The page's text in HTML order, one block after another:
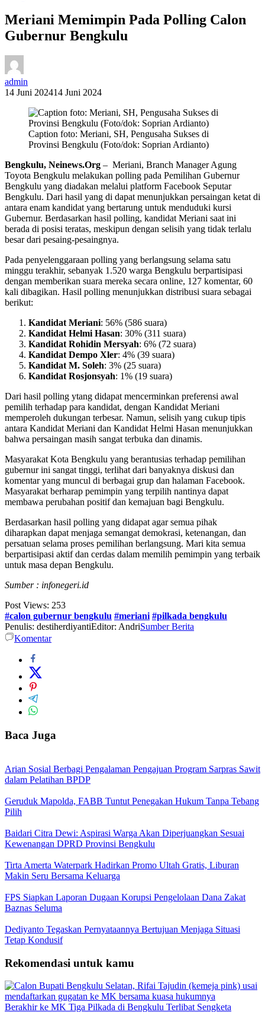
Meriani Memimpin Pada Polling Calon
Gubernur Bengkulu
admin
14 Juni 202414 Juni 2024
Caption foto: Meriani, SH, Pengusaha Sukses di
Provinsi Bengkulu (Foto/dok: Soprian Ardianto)
Bengkulu, Neinews.Org – Meriani, Branch Manager Agung
Toyota Bengkulu melakukan polling pada Pemilihan Gubernur
Bengkulu yang diadakan melalui platform Facebook Seputar
Bengkulu. Dari hasil yang di dapat menunjukkan persaingan ketat di
antara enam kandidat yang bertarung untuk menduduki kursi
Gubernur. Berdasarkan hasil polling, kandidat Meriani saat ini
berada di posisi teratas, meskipun dengan selisih yang tidak terlalu
besar dari pesaing-pesaingnya.
Pada penyelenggaraan polling yang berlangsung selama satu
minggu terakhir, sebanyak 1.520 warga Bengkulu berpartisipasi
dengan memberikan suara mereka secara online, 127 komentar, 60
kali dibagikan. Hasil polling menunjukkan distribusi suara sebagai
berikut:
Kandidat Meriani: 56% (586 suara)
Kandidat Helmi Hasan: 30% (311 suara)
Kandidat Rohidin Mersyah: 6% (72 suara)
Kandidat Dempo Xler: 4% (39 suara)
Kandidat M. Soleh: 3% (25 suara)
Kandidat Rosjonsyah: 1% (19 suara)
Dari hasil polling ytang didapat mencerminkan preferensi awal
pemilih terhadap para kandidat, dengan Kandidat Meriani
memperoleh dukungan terbesar. Namun, selisih yang cukup tipis
antara Kandidat Meriani dan Kandidat Helmi Hasan menunjukkan
bahwa persaingan masih sangat terbuka dan dinamis.
Masyarakat Kota Bengkulu yang berantusias terhadap pemilihan
gubernur ini sangat tinggi, terlihat dari banyaknya diskusi dan
komentar yang muncul di berbagai grup dan halaman Facebook.
Masyarakat berharap pemimpin yang terpilih nantinya dapat
membawa perubahan positif dan kemajuan bagi Bengkulu.
Berdasarkan hasil polling yang didapat agar semua pihak
diharapkan dapat menjaga semangat demokrasi, ketenangan, dan
persatuan selama proses pemilihan berlangsung. Mari kita semua
berpartisipasi aktif dan cerdas dalam memilih pemimpin yang terbaik
untuk masa depan Bengkulu.
Sumber : infonegeri.id
Post Views: 253
#calon gubernur bengkulu #meriani #pilkada bengkulu
Penulis: destiherdiyantiEditor: AndriSumber Berita
Komentar
Baca Juga
Arian Sosial Berbagi Pengalaman Pengajuan Program Sarpras Sawit
dalam Pelatihan BPDP
Geruduk Mapolda, FABB Tuntut Penegakan Hukum Tanpa Tebang
Pilih
Baidari Citra Dewi: Aspirasi Warga Akan Diperjuangkan Sesuai
Kewenangan DPRD Provinsi Bengkulu
Tirta Amerta Waterpark Hadirkan Promo Ultah Gratis, Liburan
Makin Seru Bersama Keluarga
FPS Siapkan Laporan Dugaan Korupsi Pengelolaan Dana Zakat
Baznas Seluma
Dediyanto Tegaskan Pernyataannya Bertujuan Menjaga Situasi
Tetap Kondusif
Rekomendasi untuk kamu
Berakhir ke MK Tiga Pilkada di Bengkulu Terlibat Sengketa